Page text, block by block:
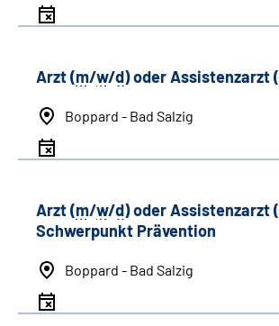
Arzt (m/w/d) oder Assistenzarzt (
Boppard - Bad Salzig
Arzt (m/w/d) oder Assistenzarzt (
Schwerpunkt Prävention
Boppard - Bad Salzig